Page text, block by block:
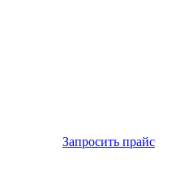
Запросить прайс